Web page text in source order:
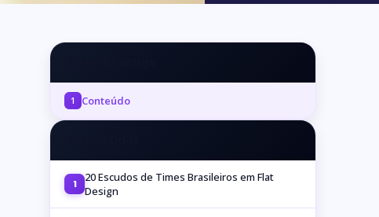
1 Conteúdo
1
20 Escudos de Times Brasileiros em Flat
Design